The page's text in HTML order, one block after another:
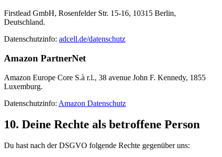
Firstlead GmbH, Rosenfelder Str. 15-16, 10315 Berlin,
Deutschland.
Datenschutzinfo: adcell.de/datenschutz
Amazon PartnerNet
Amazon Europe Core S.à r.l., 38 avenue John F. Kennedy, 1855
Luxemburg.
Datenschutzinfo: Amazon Datenschutz
10. Deine Rechte als betroffene Person
Du hast nach der DSGVO folgende Rechte gegenüber uns: